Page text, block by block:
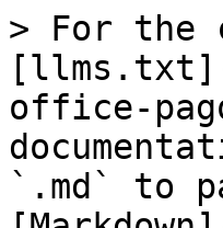
> For the
office-
`.md` to